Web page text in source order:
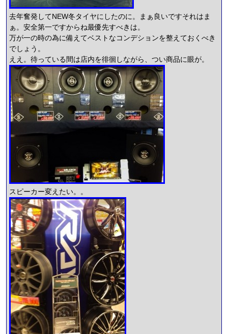
去年奮発してNEW冬タイヤにしたのに。まぁ良いですそれはま
ぁ。安全第一ですからね最優先すべきは。
万が一の時の為に備えてベストなコンデションを整えておくべき
でしょう。
ええ。待っている間は店内を徘徊しながら、つい商品に眼が。
スピーカー変えたい。。